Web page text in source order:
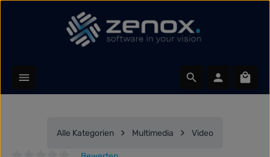
Zum Hauptinhalt springen
Alle Kategorien Multimedia Video